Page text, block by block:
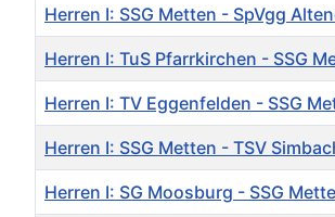
Herren I: SSG Metten - SpVgg
Herren I: TuS Pfarrkirchen - SSG
Herren I: TV Eggenfelden - SSG
Herren I: SSG Metten - TSV
Herren I: SG Moosburg - SSG